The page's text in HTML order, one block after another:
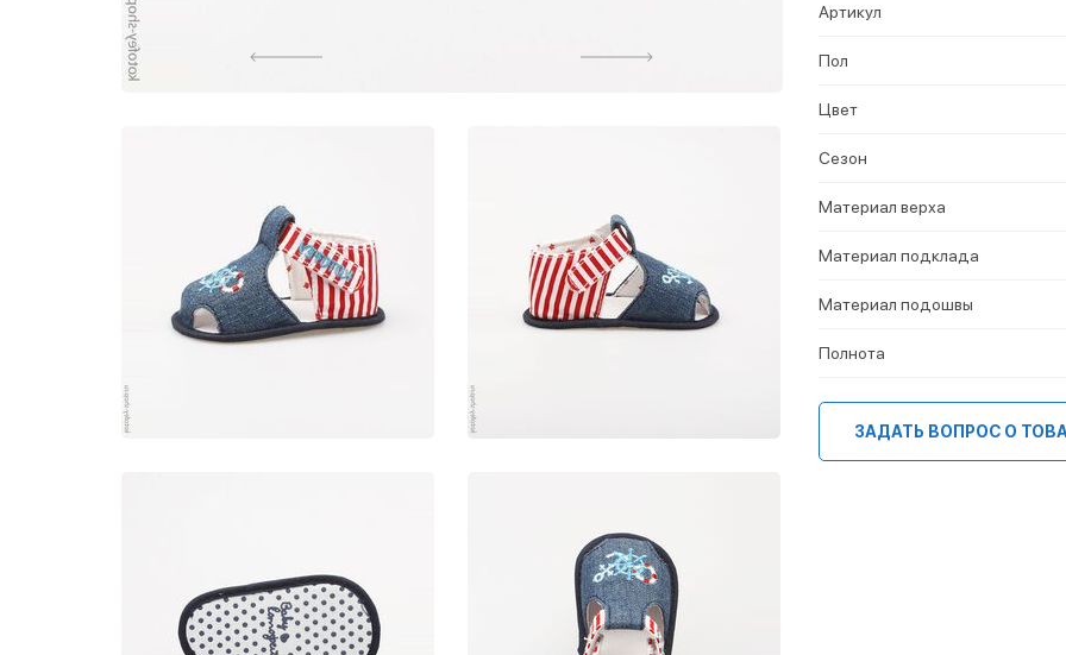
Артикул
Пол
Цвет
Сезон
Материал верха
Материал подклада
Материал подошвы
Полнота
ЗАДАТЬ ВОПРОС О